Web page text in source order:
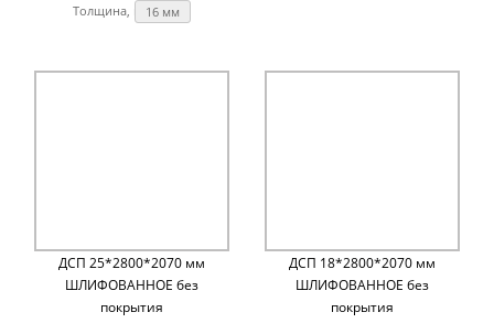
Толщина, мм:16 мм
ДСП 25*2800*2070 мм
ШЛИФОВАННОЕ без
покрытия
ДСП 18*2800*2070 мм
ШЛИФОВАННОЕ без
покрытия